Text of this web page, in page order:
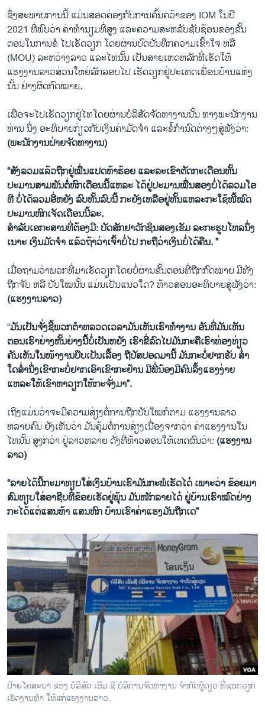
ຊຶ່ງສະພາບການນີ້ ແມ່ນສອດຄ່ອງກັບການຄົ້ນຄວ້າຂອງ IOM ໃນປີ
2021 ທີ່ພົບວ່າ ຄ່າທໍານຽມທີ່ສູງ ແລະຄວາມສະຫລັບຊັບຊ້ອນຂອງຂັ້ນ
ຕອນໃນການຂໍ ໄປເຮັດວຽກ ໂດຍຜ່ານບົດບັນທຶກຄວາມເຂົ້າໃຈ ຫລື
(MOU) ລະຫວ່າງລາວ ແລະໄທນັ້ນ ເປັນສາຍເຫດຫລັກທີ່ເຮັດໃຫ້
ແຮງງານລາວສ່ວນໃຫຍ່ລັກລອບໄປ ເຮັດວຽກຢູ່ປະເທດເພື່ອນບ້ານແຫ່ງ
ນັ້ນ ຢ່າງຜິດກົດໝາຍ.
ເພື່ອຈະໄປເຮັດວຽກຢູ່ໄທໂດຍຜ່ານບໍລິສັດຈັດຫາງານນັ້ນ ທາງພະນັກງານ
ທ່ານ ນຶ່ງ ອະທິບາຍກ່ຽວກັບເງິນຄ່າມັດຈໍາ ແລະຂໍ້ກໍານົດຕ່າງໆສູ່ຟັງວ່າ:
(ພະນັກງານຝ່າຍຈັດຫາງານ)
“ສັງລວມແລ້ວຖືກຢູ່ໝື່ນແປດຫ້າຮ້ອຍ ແລະລະເຂົາຕັດກະເດືອນຫັ້ນ
ປະມານສາມພັນຕໍ່ຫົກເດືອນນີ້ແຫລະ ໄດ້ຢູ່ປະມານໝື່ນສອງບໍ່ໄດ້ລວມໂອ
ທີ ບໍ່ໄດ້ລວມອີ່ຫຍັງ ລົບຫັ້ນລົບນີ້ ກະຍັງເຫລືອຢູ່ຫັ້ນແຫລະກະໃຊ້ໜີ້ໝົດ
ປະມານຫົກເຈັດເດືອນນີ້ລະ.
ສໍາລັບເອກະສານທີ່ຕ້ອງມີ: ບັດສັກຢາວັກຊິນສອງເຂັມ ລະກະຮູບໂຫລນຶ່ງ
ເນາະ ເງິນມັດຈໍາ ແລ້ວຖ້າວ່າເຈົ້າບໍ່ໄປ ກະຖືວ່າເງິນບໍ່ໄດ້ຄືນ. ”
ເມື່ອຖາມວ່າພວກທີ່ມາເຮັດວຽກໂດຍບໍ່ຜ່ານຂັ້ນຕອນທີ່ຖືກກົດໝາຍ ມີທັງ
ຖືກຈັບ ຫລື ປັບໃໝນັ້ນ ແມ່ນເປັນແນວໃດ? ທ້າວສອນອະທິບາຍສູ່ຟັງວ່າ:
(ແຮງງານລາວ)
“ມັນເປັນຈັ່ງຊີ້ພວກຕໍາຫລວດເວລາມັນເຫັນເຮົາທໍາງານ ອັນທີ່ມັນເຫັນ
ຕອນເຮົາຍ່າງຫັ້ນຍ່າງນີ້ບໍ່ເປັນຫຍັງ ເຮົາຂີ່ລົດໄປມັນກະຄືເຮົາທ່ອງທ່ຽວ
ຄັນເຫັນໃນໜ້າງານປຶບເປັນເລື້ອງ ຖືປັສປອດມານີ້ ມັນກະບໍ່ຢາກຮັບ ສໍ່າ
ໃດສໍ່ານຶ່ງເຂົາກະບໍ່ຢາກເອົາເຂົາກະຢ້ານ ມີພີ່ນ້ອງມີຄົນລຶ້ງແຮງງ່າຍ
ແຫລະໃຫ້ເຂົາຫາວຽກໃຫ້ກະຈັ່ງມາ”.
ເຖິງແມ່ນວ່າຈະມີຄວາມສ່ຽງຕໍ່ການຖືກປັບໃໝກໍຕາມ ແຮງງານລາວ
ຫລາຍຄົນ ຍັງເຫັນວ່າ ມັນຄຸ້ມຕໍ່ການສ່ຽງເນື່ອງຈາກວ່າ ຄ່າແຮງງານໃນ
ໄທນັ້ນ ສູງກວ່າ ຢູ່ລາວຫລາຍ ດັ່ງທີ່ທ້າວສອນໃຫ້ເຫດຜົນວ່າ: (ແຮງງານ
ລາວ)
“ລາຍໄດ້ນີ້ກະມາທຽບໃສ່ເງິນບ້ານເຮົາມັນກະພໍເຮັດໄດ໋ ເພາະວ່າ ຂ້ອຍມາ
ສົມທຽບໃສ່ອາຊີບທີ່ຂ້ອຍເຮັດຢູ່ພຸ້ນ ມັນໜັກລາຍໄດ໋ ຢູ່ບ້ານເຮົາໝົດຢ່າງ
ກະໄດ້ແຕ່ແສນຫ້າ ແສນຫົກ ບ້ານເຮົາຄ່າແຮງມັນຖືກເດ”
ປ້າຍໂຄສະນາ ຂອງ ບໍລິສັດ ເອັມ ຊີ ບໍລິການຈັດຫາງານ ຈຳກັດຜູ້ດຽວ ທີ່ຊອກວຽກ
ເຮັດງານທຳ ໃຫ້ແກ່ແຮງງານລາວ.